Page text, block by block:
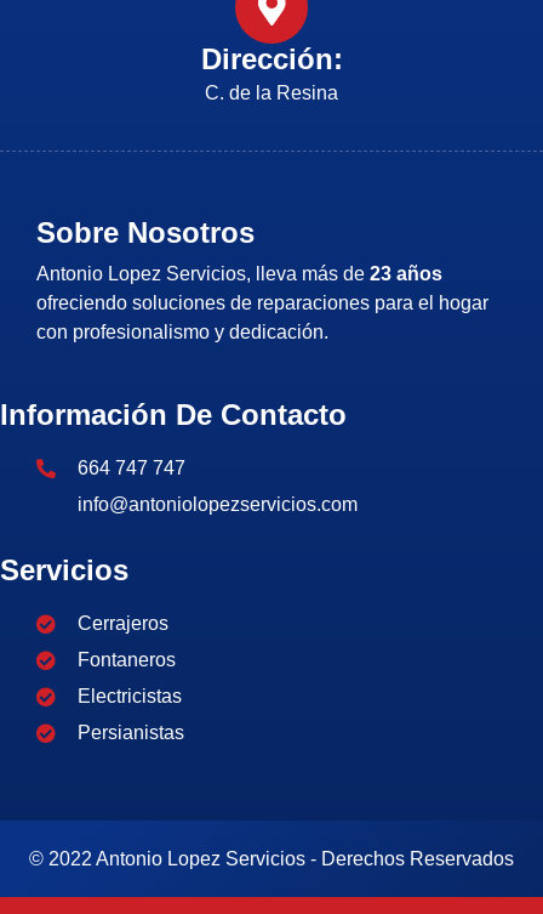
Dirección:
C. de la Resina
Sobre Nosotros
Antonio Lopez Servicios, lleva más de 23 años
ofreciendo soluciones de reparaciones para el hogar
con profesionalismo y dedicación.
Información De Contacto
664 747 747
info@antoniolopezservicios.com
Servicios
Cerrajeros
Fontaneros
Electricistas
Persianistas
© 2022 Antonio Lopez Servicios - Derechos Reservados